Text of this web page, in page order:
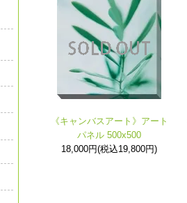
《キャンバスアート》アート
パネル 500x500
18,000円(税込19,800円)